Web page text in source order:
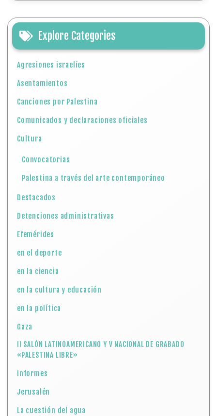
Explore Categories
Agresiones israelíes
Asentamientos
Canciones por Palestina
Comunicados y declaraciones oficiales
Cultura
Convocatorias
Palestina a través del arte contemporáneo
Destacados
Detenciones administrativas
Efemérides
en el deporte
en la ciencia
en la cultura y educación
en la política
Gaza
II SALÓN LATINOAMERICANO Y V NACIONAL DE GRABADO
«PALESTINA LIBRE»
Informes
Jerusalén
La cuestión del agua